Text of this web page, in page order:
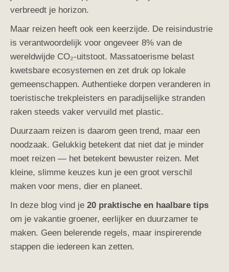
verbreedt je horizon.
Maar reizen heeft ook een keerzijde. De reisindustrie
is verantwoordelijk voor ongeveer 8% van de
wereldwijde CO₂-uitstoot. Massatoerisme belast
kwetsbare ecosystemen en zet druk op lokale
gemeenschappen. Authentieke dorpen veranderen in
toeristische trekpleisters en paradijselijke stranden
raken steeds vaker vervuild met plastic.
Duurzaam reizen is daarom geen trend, maar een
noodzaak. Gelukkig betekent dat niet dat je minder
moet reizen — het betekent bewuster reizen. Met
kleine, slimme keuzes kun je een groot verschil
maken voor mens, dier en planeet.
In deze blog vind je 20 praktische en haalbare tips
om je vakantie groener, eerlijker en duurzamer te
maken. Geen belerende regels, maar inspirerende
stappen die iedereen kan zetten.